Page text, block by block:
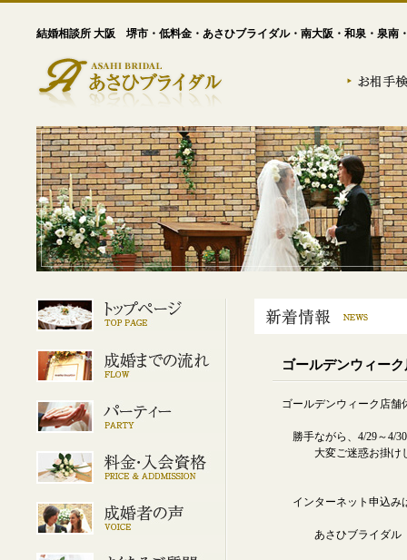
結婚相談所 大阪 堺市・低料金・あさひブライダル・南大阪・和泉・泉南
ゴールデンウィー
ゴールデンウィーク店
勝手ながら、4/29～4/
大変ご迷惑お掛けし
インターネット申込み
あさひブライダル